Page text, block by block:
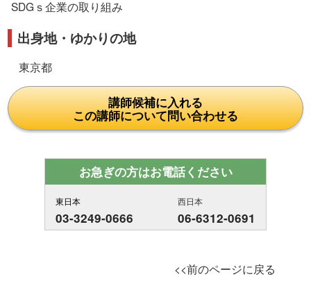
SDGｓ企業の取り組み
出身地・ゆかりの地
東京都
講師候補に入れる
この講師について問い合わせる
お急ぎの方はお電話ください
東日本
03-3249-0666
西日本
06-6312-0691
<<前のページに戻る